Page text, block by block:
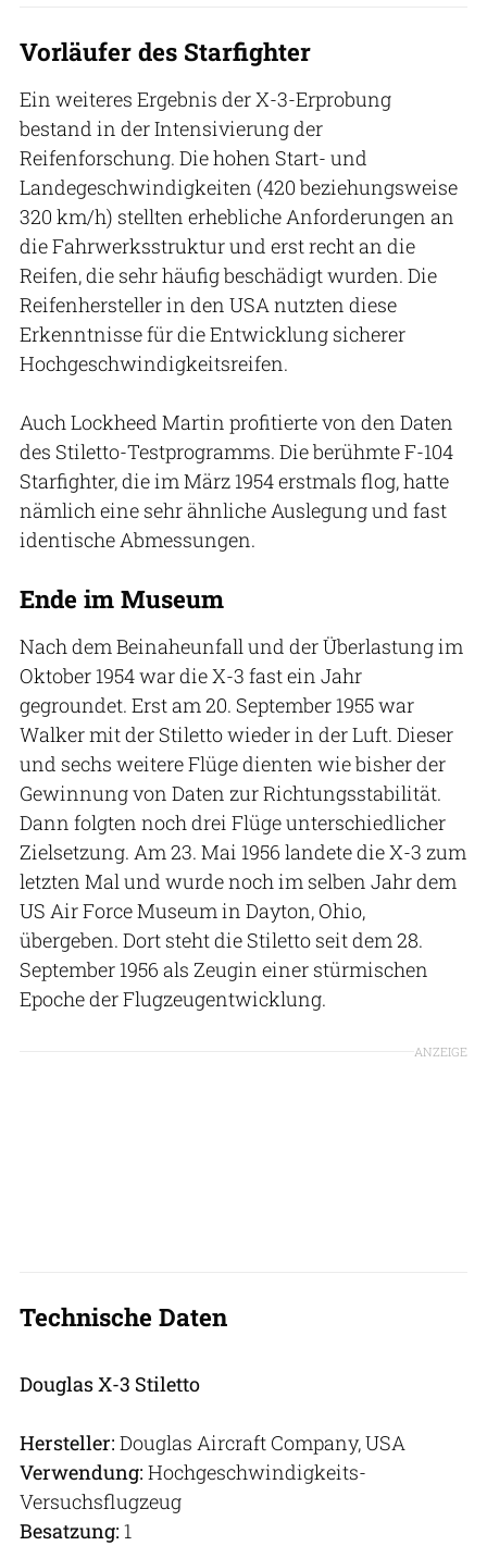
Vorläufer des Starfighter
Ein weiteres Ergebnis der X-3-Erprobung
bestand in der Intensivierung der
Reifenforschung. Die hohen Start- und
Landegeschwindigkeiten (420 beziehungsweise
320 km/h) stellten erhebliche Anforderungen an
die Fahrwerksstruktur und erst recht an die
Reifen, die sehr häufig beschädigt wurden. Die
Reifenhersteller in den USA nutzten diese
Erkenntnisse für die Entwicklung sicherer
Hochgeschwindigkeitsreifen.
Auch Lockheed Martin profitierte von den Daten
des Stiletto-Testprogramms. Die berühmte F-104
Starfighter, die im März 1954 erstmals flog, hatte
nämlich eine sehr ähnliche Auslegung und fast
identische Abmessungen.
Ende im Museum
Nach dem Beinaheunfall und der Überlastung im
Oktober 1954 war die X-3 fast ein Jahr
gegroundet. Erst am 20. September 1955 war
Walker mit der Stiletto wieder in der Luft. Dieser
und sechs weitere Flüge dienten wie bisher der
Gewinnung von Daten zur Richtungsstabilität.
Dann folgten noch drei Flüge unterschiedlicher
Zielsetzung. Am 23. Mai 1956 landete die X-3 zum
letzten Mal und wurde noch im selben Jahr dem
US Air Force Museum in Dayton, Ohio,
übergeben. Dort steht die Stiletto seit dem 28.
September 1956 als Zeugin einer stürmischen
Epoche der Flugzeugentwicklung.
ANZEIGE
Technische Daten
Douglas X-3 Stiletto
Hersteller: Douglas Aircraft Company, USA
Verwendung: Hochgeschwindigkeits-
Versuchsflugzeug
Besatzung: 1